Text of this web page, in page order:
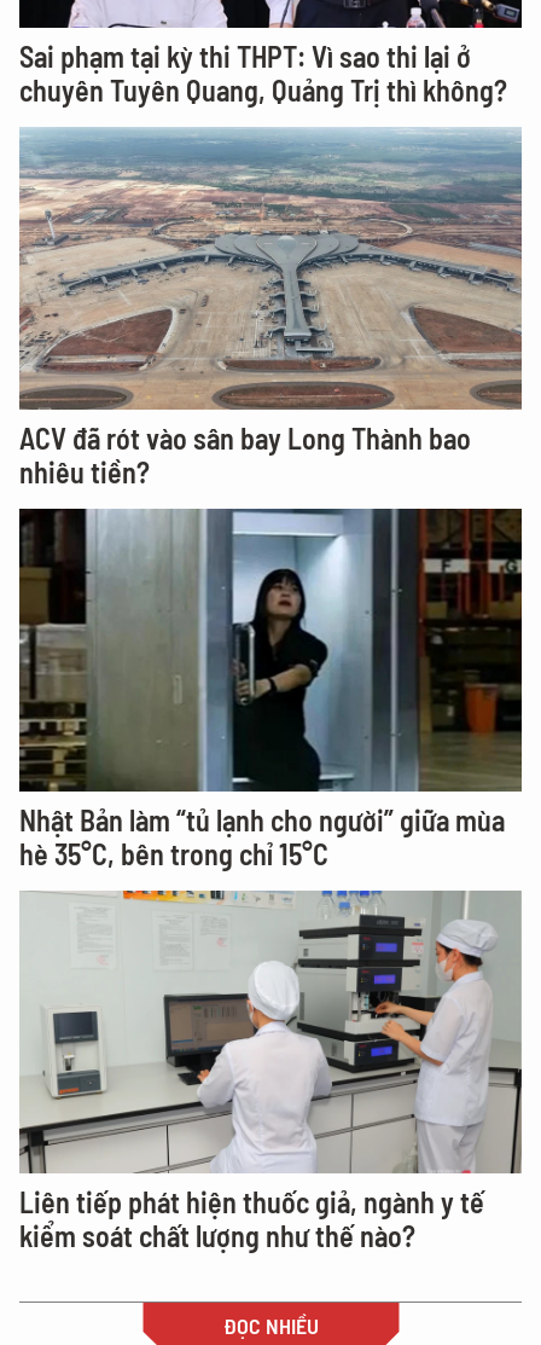
Sai phạm tại kỳ thi THPT: Vì sao thi lại ở
chuyên Tuyên Quang, Quảng Trị thì không?
ACV đã rót vào sân bay Long Thành bao
nhiêu tiền?
Nhật Bản làm “tủ lạnh cho người” giữa mùa
hè 35°C, bên trong chỉ 15°C
Liên tiếp phát hiện thuốc giả, ngành y tế
kiểm soát chất lượng như thế nào?
ĐỌC NHIỀU